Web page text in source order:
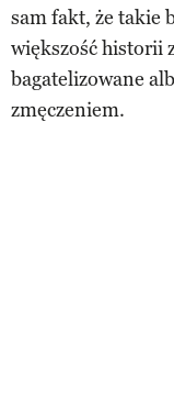
sam fakt, że takie
większość historii
bagatelizowane
zmęczeniem.